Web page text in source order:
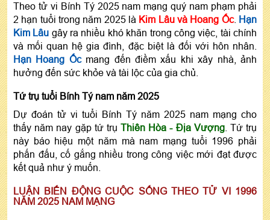
Theo tử vi Bính Tý 2025 nam mạng quý nam phạm phải
2 hạn tuổi trong năm 2025 là Kim Lâu và Hoang Ốc. Hạn
Kim Lâu gây ra nhiều khó khăn trong công việc, tài chính
và mối quan hệ gia đình, đặc biệt là đối với hôn nhân.
Hạn Hoang Ốcmang đến điềm xấu khi xây nhà, ảnh
hưởng đến sức khỏe và tài lộc của gia chủ.
Tứ trụ tuổi Bính Tý nam năm 2025
Dự đoán tử vi tuổi Bính Tý năm 2025 nam mạng cho
thấy năm nay gặp tứ trụ Thiên Hòa - Địa Vượng. Tứ trụ
này báo hiệu một năm mà nam mạng tuổi 1996 phải
phấn đấu, cố gắng nhiều trong công việc mới đạt được
kết quả như ý muốn.
LUẬN BIẾN ĐỘNG CUỘC SỐNG THEO TỬ VI 1996
NĂM 2025 NAM MẠNG